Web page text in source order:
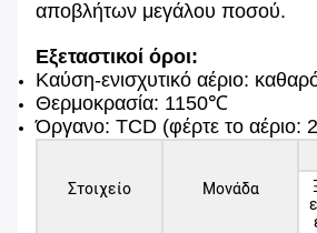
αποβλήτων μεγάλου ποσού.
Εξεταστικοί όροι:
Καύση-ενισχυτικό αέριο:
Θερμοκρασία: 1150℃
Όργανο: TCD (φέρτε το αέριο:
Στοιχείο Μονάδα